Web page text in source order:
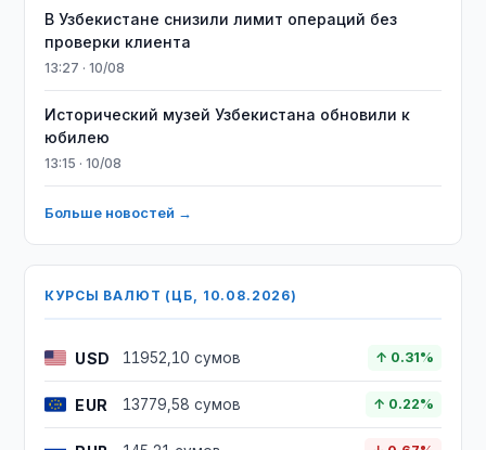
В Узбекистане снизили лимит операций без
проверки клиента
13:27 · 10/08
Исторический музей Узбекистана обновили к
юбилею
13:15 · 10/08
Больше новостей →
КУРСЫ ВАЛЮТ (ЦБ, 10.08.2026)
USD 11952,10 сумов ↑ 0.31%
EUR 13779,58 сумов ↑ 0.22%